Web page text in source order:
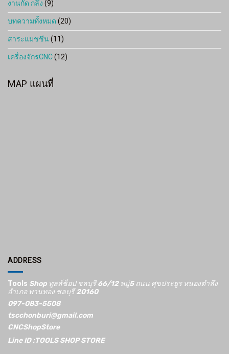
งานกัด กลึง(9)
บทความทั้งหมด(20)
สาระแมชชีน(11)
เครื่องจักรCNC(12)
MAP แผนที่
ADDRESS
Tools Shop ทูลส์ช็อป ชลบุรี 66/12​ หมู่5​ ถนน ศุขประยูร หนองตำลึง
อำเภอ พานทอง ชลบุรี 20160
097-083-5508
tscchonburi@gmail.com
CNCShopStore
Line ID :TOOLS SHOP STORE